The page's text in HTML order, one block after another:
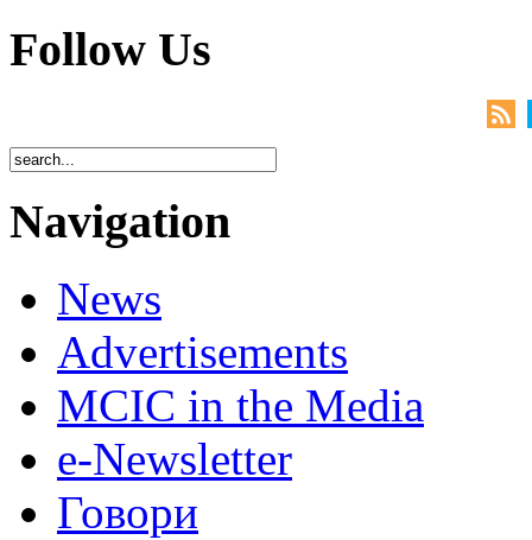
Follow Us
Navigation
News
Advertisements
MCIC in the Media
e-Newsletter
Говори